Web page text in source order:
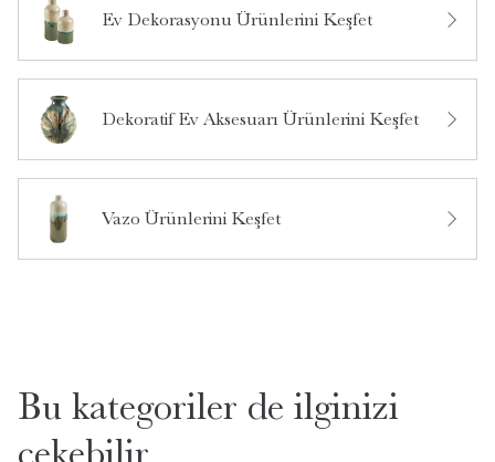
Bu ürün hakkında daha önce hiç soru sorulmamış.
Ürün Hakkında Soru Sor
Ev Dekorasyonu Ürünlerini Keşfet
Dekoratif Ev Aksesuarı Ürünlerini Keşfet
Vazo Ürünlerini Keşfet
Bu kategoriler de ilginizi
çekebilir